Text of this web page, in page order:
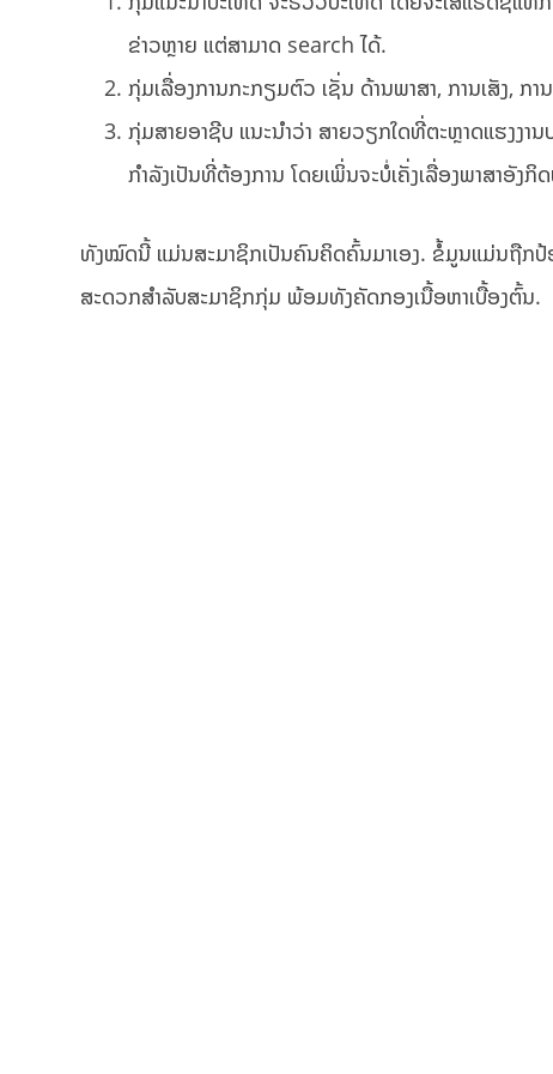
ຂ່າວຫຼາຍ ແຕ່ສາມາດ search ໄດ້.
ກຸ່ມເລື່ອງການກະກຽມຕົວ ເຊັ່ນ ດ້ານພາສາ, ການເສັງ,
ກຸ່ມສາຍອາຊີບ ແນະນຳວ່າ ສາຍວຽກໃດທີ່ຕະຫຼາດແຮງງາ
ກຳລັງເປັນທີ່ຕ້ອງການ ໂດຍເພິ່ນຈະບໍ່ເຄັ່ງເລື່ອງພາສາອັງ
ທັງໝົດນີ້ ແມ່ນສະມາຊິກເປັນຄົນຄິດຄົ້ນມາເອງ. ຂໍ້ມູນແມ່ນຖືກປ້
ສະດວກສຳລັບສະມາຊິກກຸ່ມ ພ້ອມທັງຄັດກອງເນື້ອຫາເບື້ອງຕົ້ນ.